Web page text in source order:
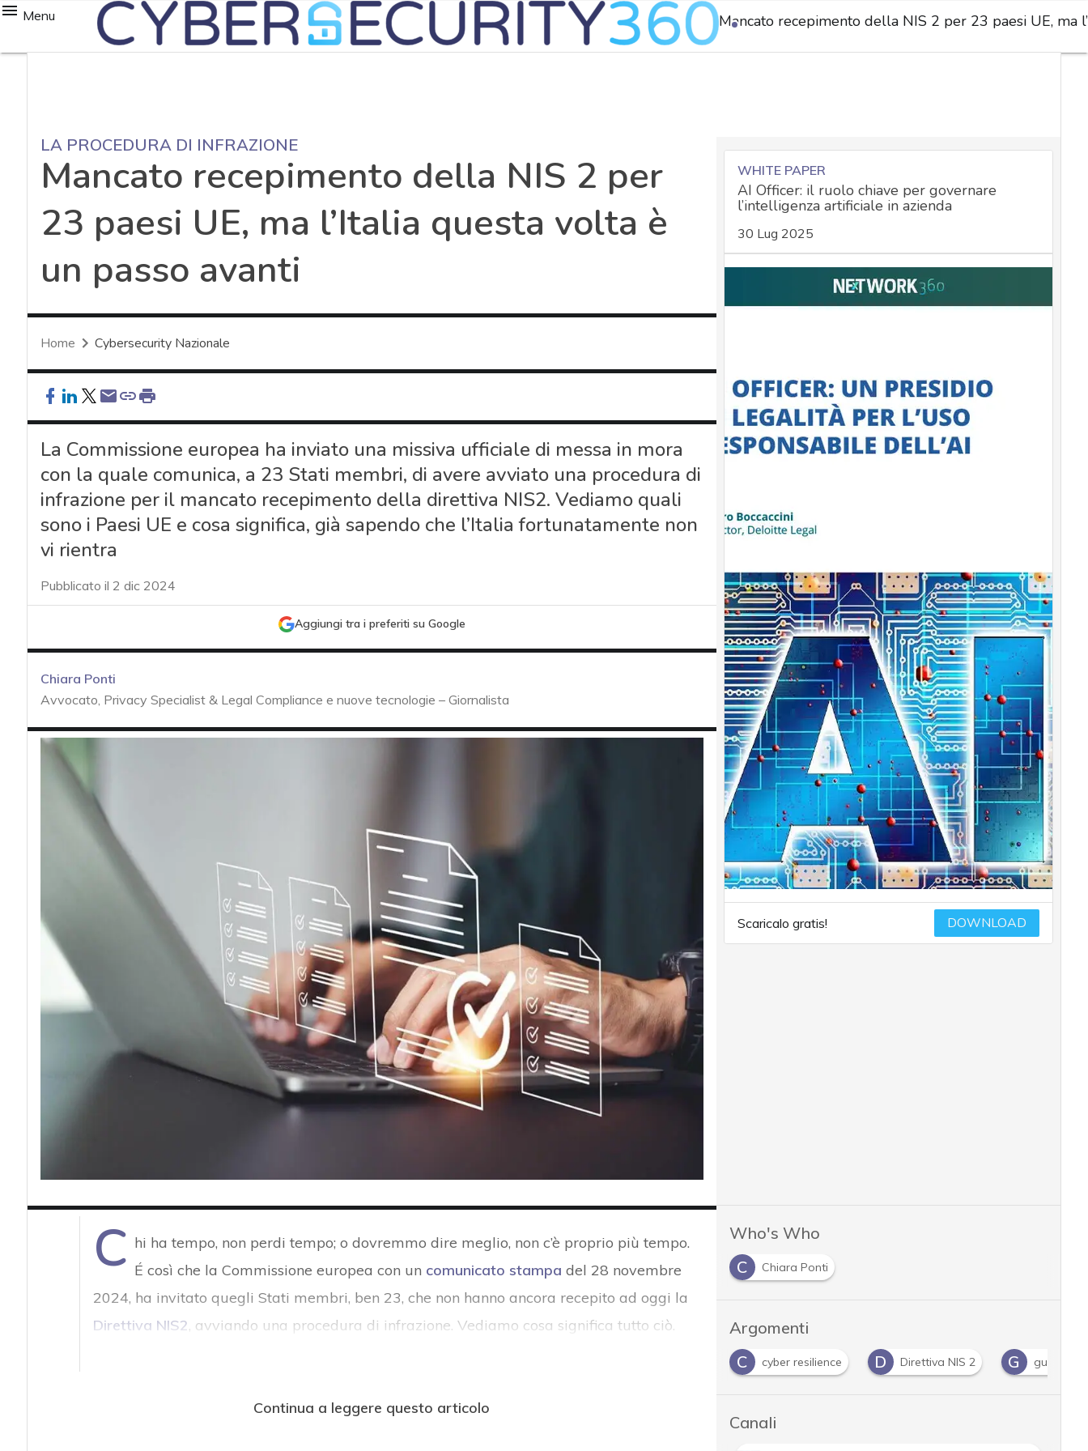
Menu Mancato recepimento della NIS 2 per 23 paesi UE, ma
LA PROCEDURA DI INFRAZIONE
Mancato recepimento della NIS 2 per
23 paesi UE, ma l’Italia questa volta è
un passo avanti
Home Cybersecurity Nazionale
La Commissione europea ha inviato una missiva ufficiale di messa in mora
con la quale comunica, a 23 Stati membri, di avere avviato una procedura di
infrazione per il mancato recepimento della direttiva NIS2. Vediamo quali
sono i Paesi UE e cosa significa, già sapendo che l’Italia fortunatamente non
vi rientra
Pubblicato il 2 dic 2024
Aggiungi tra i preferiti su Google
Chiara Ponti
Avvocato, Privacy Specialist & Legal Compliance e nuove tecnologie – Giornalista
C hi ha tempo, non perdi tempo; o dovremmo dire meglio, non c’è proprio più tempo.
É così che la Commissione europea con un comunicato stampa del 28 novembre
2024, ha invitato quegli Stati membri, ben 23, che non hanno ancora recepito ad oggi la
Direttiva NIS2, avviando una procedura di infrazione. Vediamo cosa significa tutto ciò.
Continua a leggere questo articolo
WHITE PAPER
AI Officer: il ruolo chiave per governare
l’intelligenza artificiale in azienda
30 Lug 2025
Scaricalo gratis! DOWNLOAD
Who's Who
C
Chiara Ponti
Argomenti
C cyber resilience D Direttiva NIS 2 G guida
Canali